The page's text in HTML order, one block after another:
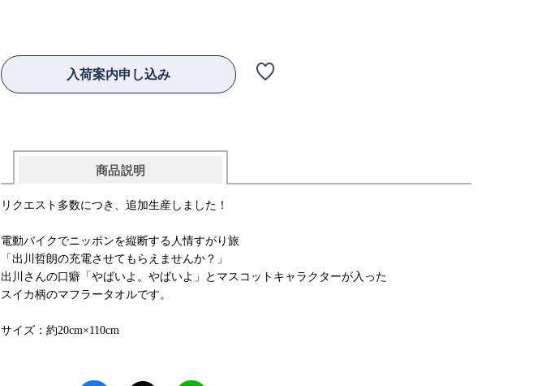
入荷案内申し込み
商品説明
リクエスト多数につき、追加生産しました！
電動バイクでニッポンを縦断する人情すがり旅
「出川哲朗の充電させてもらえませんか？」
出川さんの口癖「やばいよ。やばいよ」とマスコットキャラクターが入った
スイカ柄のマフラータオルです。
サイズ：約20cm×110cm